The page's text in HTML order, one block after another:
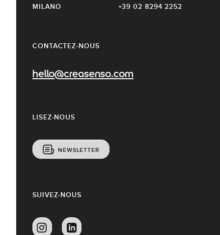
CONTACTEZ-NOUS
hello@creasenso.com
LISEZ-NOUS
NEWSLETTER
MILANO
+39 02 8294 2252
SUIVEZ-NOUS